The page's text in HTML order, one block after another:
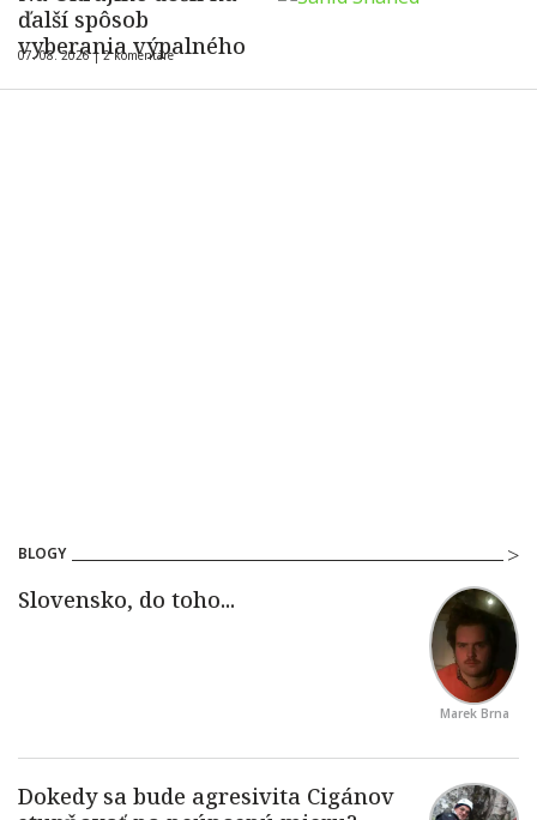
ďalší spôsob
vyberania výpalného
07. 08. 2026 |2 komentáre
BLOGY
Marek Brna